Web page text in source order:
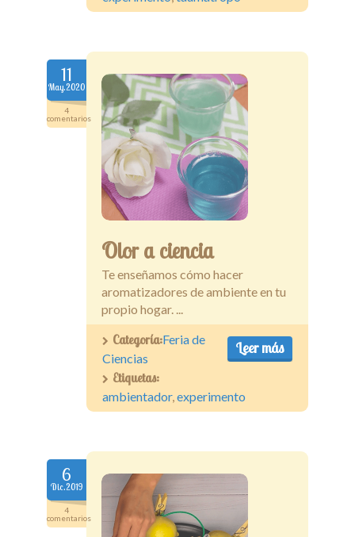
11
May.2020
4
comentarios
Olor a ciencia
Te enseñamos cómo hacer
aromatizadores de ambiente en tu
propio hogar. ...
Leer más
Categoría:Feria de
Ciencias
Etiquetas:
ambientador,experimento
6
Dic.2019
4
comentarios